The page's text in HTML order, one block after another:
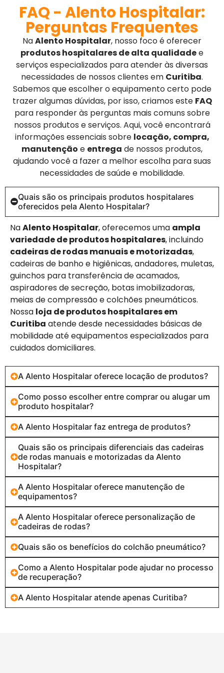
FAQ - Alento Hospitalar:
Perguntas Frequentes
NaAlento Hospitalar, nosso foco é oferecer
produtos hospitalares de alta qualidadee
serviços especializados para atender às diversas
necessidades de nossos clientes em Curitiba.
Sabemos que escolher o equipamento certo pode
trazer algumas dúvidas, por isso, criamos este FAQ
para responder às perguntas mais comuns sobre
nossos produtos e serviços. Aqui, você encontrará
informações essenciais sobre locação, compra,
manutenção e entrega de nossos produtos,
ajudando você a fazer a melhor escolha para suas
necessidades de saúde e mobilidade.
Quais são os principais produtos hospitalares
oferecidos pela Alento Hospitalar?
NaAlento Hospitalar, oferecemos uma ampla
variedade de produtos hospitalares, incluindo
cadeiras de rodas manuais e motorizadas,
cadeiras de banho e higiênicas, andadores, muletas,
guinchos para transferência de acamados,
aspiradores de secreção, botas imobilizadoras,
meias de compressão e colchões pneumáticos.
Nossa loja de produtos hospitalares em
Curitiba atende desde necessidades básicas de
mobilidade até equipamentos especializados para
cuidados domiciliares.
A Alento Hospitalar oferece locação de produtos?
Como posso escolher entre comprar ou alugar um
produto hospitalar?
A Alento Hospitalar faz entrega de produtos?
Quais são os principais diferenciais das cadeiras
de rodas manuais e motorizadas da Alento
Hospitalar?
A Alento Hospitalar oferece manutenção de
equipamentos?
A Alento Hospitalar oferece personalização de
cadeiras de rodas?
Quais são os benefícios do colchão pneumático?
Como a Alento Hospitalar pode ajudar no processo
de recuperação?
A Alento Hospitalar atende apenas Curitiba?